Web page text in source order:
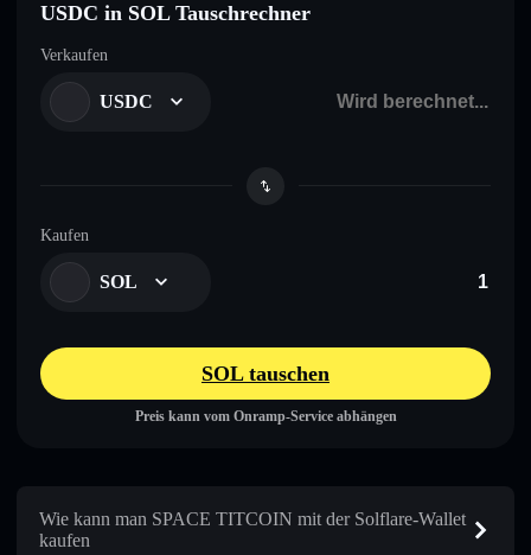
USDC in SOL Tauschrechner
Verkaufen
USDC
Kaufen
SOL
SOL tauschen
Preis kann vom Onramp-Service abhängen
Wie kann man SPACE TITCOIN mit der Solflare-Wallet
kaufen